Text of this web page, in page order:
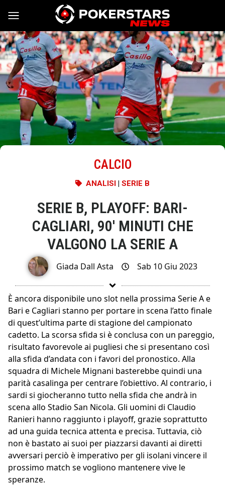
Vai al contenuto
CALCIO
ANALISI | SERIE B
SERIE B, PLAYOFF: BARI-
CAGLIARI, 90′ MINUTI CHE
VALGONO LA SERIE A
Giada Dall Asta Sab 10 Giu 2023
È ancora disponibile uno slot nella prossima Serie A e
Bari e Cagliari stanno per portare in scena l’atto finale
di quest’ultima parte di stagione del campionato
cadetto. La scorsa sfida si è conclusa con un pareggio,
risultato favorevole ai pugliesi che si presentano così
alla sfida d’andata con i favori del pronostico. Alla
squadra di Michele Mignani basterebbe quindi una
parità casalinga per centrare l’obiettivo. Al contrario, i
sardi si giocheranno tutto nella sfida che andrà in
scena allo Stadio San Nicola. Gli uomini di Claudio
Ranieri hanno raggiunto i playoff, grazie soprattutto
ad una guida tecnica attenta e precisa. Tuttavia, ciò
non è bastato ai suoi per piazzarsi davanti ai diretti
avversari perciò è imperativo per gli isolani vincere il
prossimo match se vogliono mantenere vive le
speranze.